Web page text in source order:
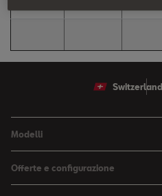
Switzerland
Modelli
Ibiza
Offerte e configurazione